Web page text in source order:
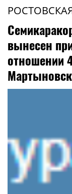
вынесен
отношении